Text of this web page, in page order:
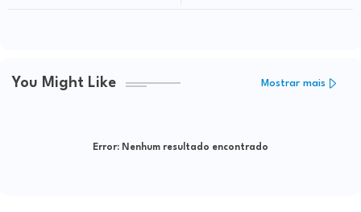
You Might Like Mostrar mais
Error: Nenhum resultado encontrado